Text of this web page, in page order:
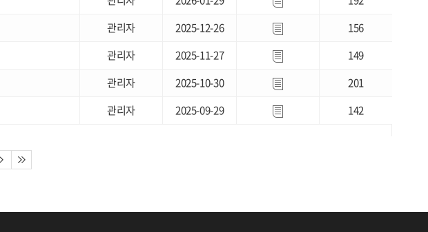
관리자 2025-12-26
156
관리자 2025-11-27
149
관리자 2025-10-30
201
관리자 2025-09-29 142